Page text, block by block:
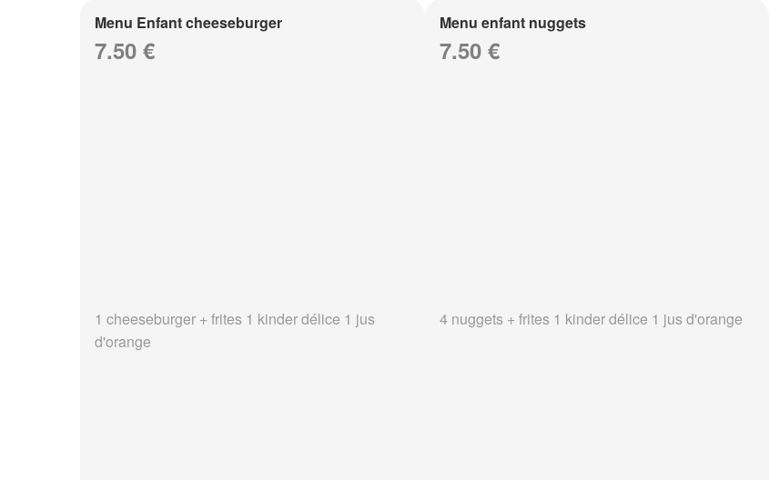
Menu Enfant cheeseburger
7.50 €
1 cheeseburger + frites 1 kinder délice 1 jus
d'orange
Menu enfant nuggets
7.50 €
4 nuggets + frites 1 kinder délice 1 jus d'orange